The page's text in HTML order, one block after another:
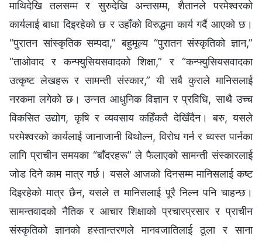
माथिदेखि तलसम्म र सुरुदेखि अन्तसम्म, शैतानले परमेश्‍वरको
कार्यलाई बाधा दिइरहेको छ र उहाँको विरुद्धमा कार्य गर्दै आएको छ।
“पुरातन सांस्कृतिक सम्पदा,” बहुमूल्य “पुरातन संस्कृतिको ज्ञान,”
“ताओवाद र कन्फ्युसियसवादको शिक्षा,” र “कन्फ्युसियसवादका
उत्कृष्ट लेखहरू र सामन्ती संस्कार,” यी सबै कुराले मानिसलाई
नरकमा लगेको छ। उन्‍नत आधुनिक विज्ञान र प्रविधि, साथै उच्‍च
विकसित उद्योग, कृषि र व्यवसाय कहिँकतै देखिँदैन। बरु, यसले
परमेश्‍वरको कार्यलाई जानाजानी बिथोल्न, विरोध गर्न र ध्वस्त पार्नका
लागि प्राचीन समयका “बाँदरहरू” ले फैलाएको सामन्ती संस्कारलाई
जोड दिने काम मात्र गर्छ। यसले आजको दिनसम्म मानिसलाई कष्ट
दिइरहेको मात्र छैन, यसले त मानिसलाई पूरै निल्न पनि चाहन्छ।
सामन्तवादको नैतिक र आचार शिक्षाको प्रचारप्रसार र प्राचीन
संस्कृतिको ज्ञानको हस्तान्तरणले मानवजातिलाई ठूला र साना